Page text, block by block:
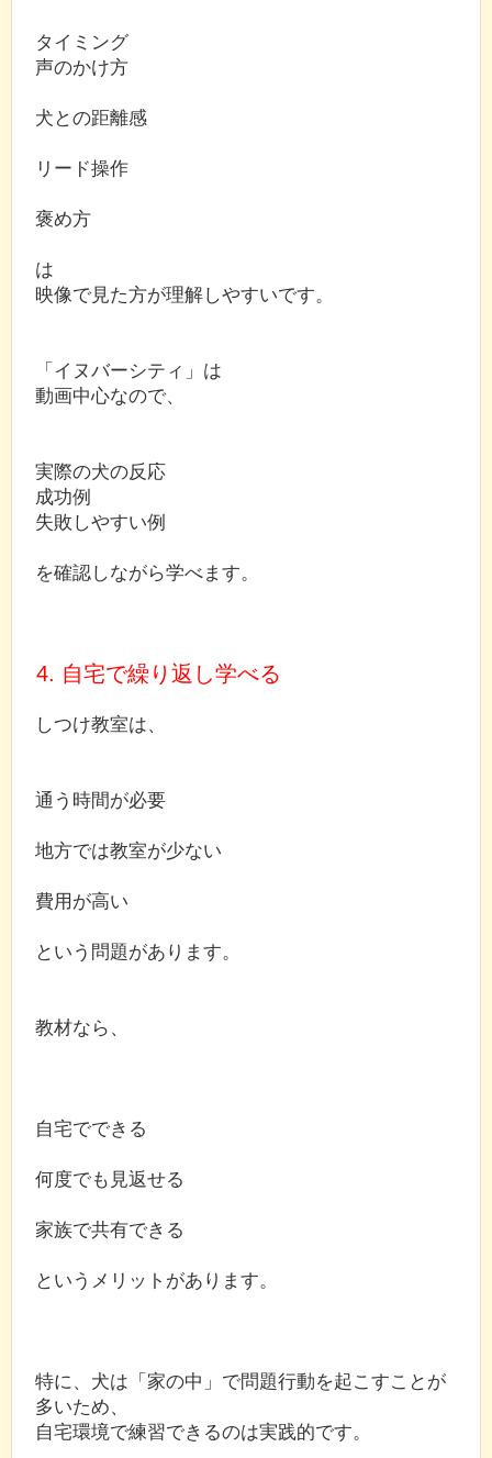
タイミング
声のかけ方
犬との距離感
リード操作
褒め方
は
映像で見た方が理解しやすいです。
「イヌバーシティ」は
動画中心なので、
実際の犬の反応
成功例
失敗しやすい例
を確認しながら学べます。
4. 自宅で繰り返し学べる
しつけ教室は、
通う時間が必要
地方では教室が少ない
費用が高い
という問題があります。
教材なら、
自宅でできる
何度でも見返せる
家族で共有できる
というメリットがあります。
特に、犬は「家の中」で問題行動を起こすことが
多いため、
自宅環境で練習できるのは実践的です。